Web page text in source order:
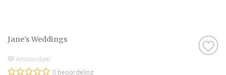
Jane's Weddings
Amsterdam
0 beoordeling